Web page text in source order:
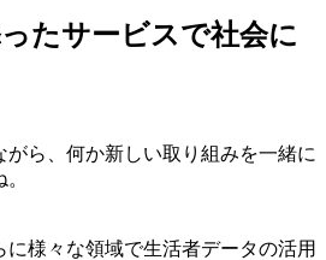
たサービスで社会に
がら、何か新しい取り組みを一緒に
様々な領域で生活者データの活用